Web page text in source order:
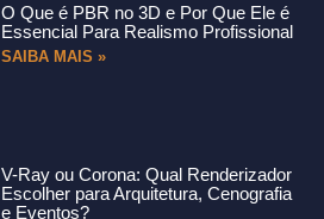
O Que é PBR no 3D e Por Que Ele é
Essencial Para Realismo Profissional
SAIBA MAIS »
V-Ray ou Corona: Qual Renderizador
Escolher para Arquitetura, Cenografia
e Eventos?